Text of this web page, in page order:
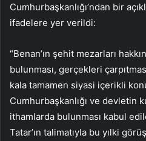
Cumhurbaşkanlığı’ndan bir
ifadelere yer verildi:
“Benan’ın şehit mezarları
bulunması, gerçekleri
kala tamamen siyasi içerikli
Cumhurbaşkanlığı ve devletin
ithamlarda bulunması kabul
Tatar’ın talimatıyla bu yılki